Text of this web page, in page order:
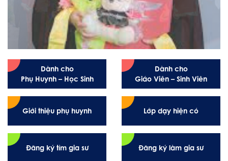
Dành cho
Phụ Huynh – Học Sinh
Giới thiệu phụ huynh
Đăng ký tìm gia sư
Dành cho
Giáo Viên – Sinh Viên
Lớp dạy hiện có
Đăng ký làm gia sư